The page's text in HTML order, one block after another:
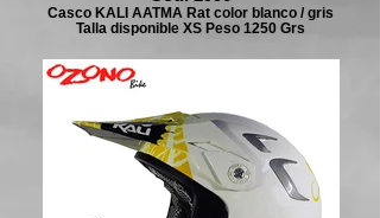
Casco KALI AATMA Rat color blanco / gris
Talla disponible XS Peso 1250 Grs